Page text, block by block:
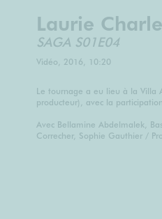
Laurie
SAGA S01E04
Vidéo, 2016, 10:20
Le tournage a eu lieu à la Villa
producteur), avec la
Avec Bellamine Abdelmalek,
Correcher, Sophie Gauthier /